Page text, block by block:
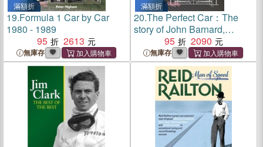
滿額折
19.Formula 1 Car by Car
1980 - 1989
95
2613
無庫存
滿額折
20.The Perfect Car：The
story of John Barnard,
Formula 1's most creative
designer
95 2090
無庫存